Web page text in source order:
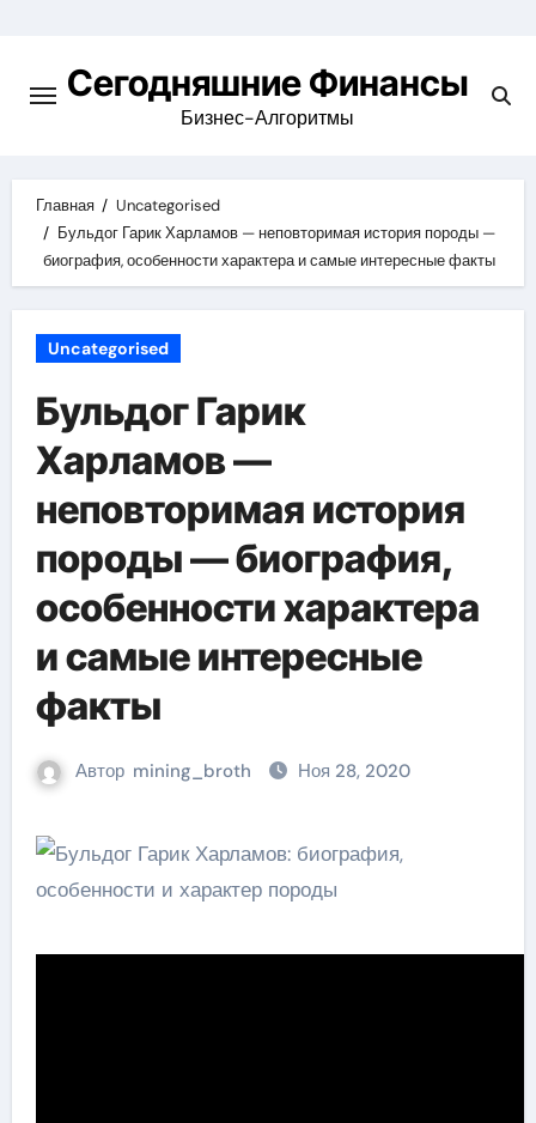
содержимомуСегодняшние Финансы
Бизнес-Алгоритмы
Главная
Uncategorised
Бульдог Гарик Харламов — неповторимая история породы —
биография, особенности характера и самые интересные факты
Uncategorised
Бульдог Гарик
Харламов —
неповторимая история
породы — биография,
особенности характера
и самые интересные
факты
Автор mining_broth Ноя 28, 2020